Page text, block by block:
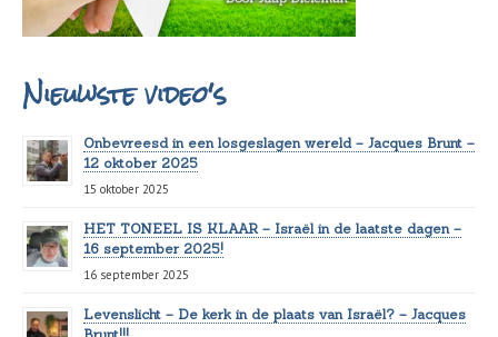
Nieuwste video's
Onbevreesd in een losgeslagen wereld – Jacques Brunt –
12 oktober 2025
15 oktober 2025
HET TONEEL IS KLAAR – Israël in de laatste dagen –
16 september 2025!
16 september 2025
Levenslicht – De kerk in de plaats van Israël? – Jacques